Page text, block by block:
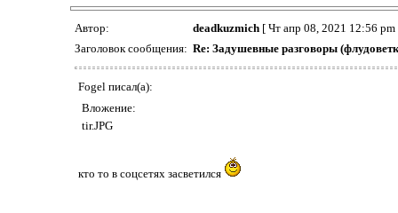
Автор: deadkuzmich[ Чт апр 08, 2021 12:56 pm
Заголовок сообщения: Re: Задушевные разговоры
Fogel писал(а):
Вложение:
tir.JPG
кто то в соцсетях засветился